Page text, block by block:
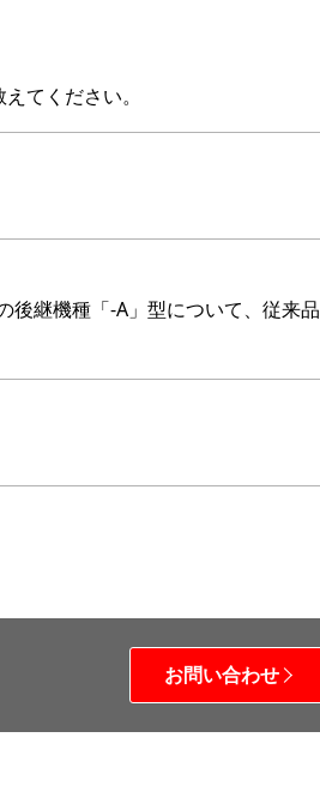
てください。
後継機種「-A」型について、従来品
お問い合わせ